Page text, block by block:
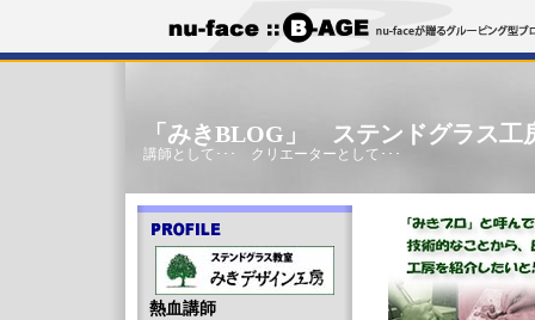
「みきBLOG」 ステンドグラス工
講師として･･･ クリエーターとして･･･
熱血講師